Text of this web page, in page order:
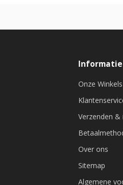
Informatie
Onze
Verzenden
Over ons
Sitemap
Algemene